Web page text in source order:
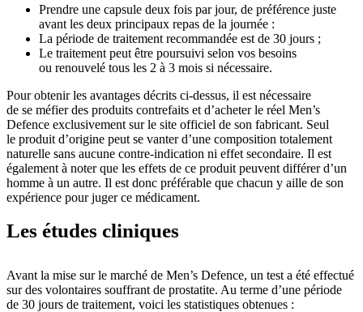
Prendre une capsule deux fois par jour, de préférence juste
avant les deux principaux repas de la journée :
La période de traitement recommandée est de 30 jours ;
Le traitement peut être poursuivi selon vos besoins
ou renouvelé tous les 2 à 3 mois si nécessaire.
Pour obtenir les avantages décrits ci-dessus, il est nécessaire
de se méfier des produits contrefaits et d’acheter le réel Men’s
Defence exclusivement sur le site officiel de son fabricant. Seul
le produit d’origine peut se vanter d’une composition totalement
naturelle sans aucune contre-indication ni effet secondaire. Il est
également à noter que les effets de ce produit peuvent différer d’un
homme à un autre. Il est donc préférable que chacun y aille de son
expérience pour juger ce médicament.
Les études cliniques
Avant la mise sur le marché de Men’s Defence, un test a été effectué
sur des volontaires souffrant de prostatite. Au terme d’une période
de 30 jours de traitement, voici les statistiques obtenues :